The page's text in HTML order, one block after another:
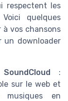
respectent les
quelques
vos chansons
un downloader
:
sur le web et
musiques en